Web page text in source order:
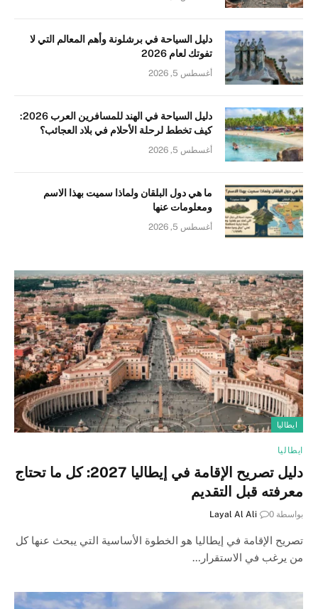
دليل السياحة في برشلونة وأهم المعالم التي لا
تفوتك لعام 2026
أغسطس 5, 2026
دليل السياحة في الهند للمسافرين العرب 2026:
كيف تخطط لرحلة الأحلام في بلاد العجائب؟
أغسطس 5, 2026
ما هي دول البلقان ولماذا سميت بهذا الاسم
ومعلومات عنها
أغسطس 5, 2026
ايطاليا
ايطاليا
دليل تصريح الإقامة في إيطاليا 2027: كل ما تحتاج
معرفته قبل التقديم
بواسطة Layal Al Ali 0
تصريح الإقامة في إيطاليا هو الخطوة الأساسية التي يبحث عنها كل
من يرغب في الاستقرار…